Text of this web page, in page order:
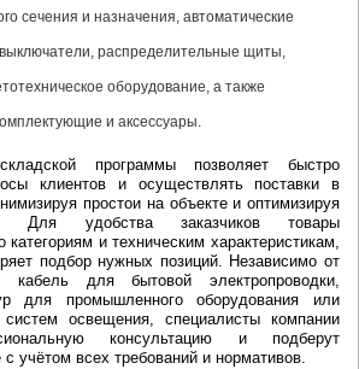
сечения и назначения, автоматические
распределительные щиты,
оборудование, а также
и аксессуары.
программы позволяет быстро
клиентов и осуществлять поставки в
простои на объекте и оптимизируя
Для удобства заказчиков товары
категориям и техническим характеристикам,
подбор нужных позиций. Независимо от
кабель для бытовой электропроводки,
для промышленного оборудования или
освещения, специалисты компании
консультацию и подберут
учётом всех требований и нормативов.